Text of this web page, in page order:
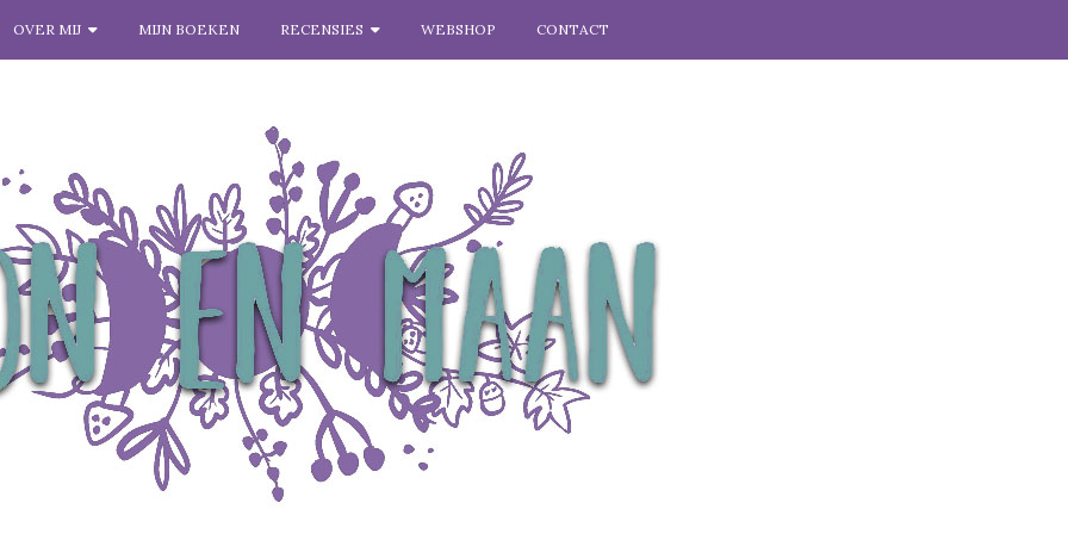
OVER MIJ MIJN BOEKEN RECENSIES WEBSHOP CONTACT